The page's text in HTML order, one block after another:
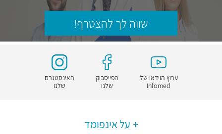
שווה לך להצטרף!
ערוץ הוידאו של
Infomed
הפייסבוק
שלנו
האינסטגרם
שלנו
על אינפומד